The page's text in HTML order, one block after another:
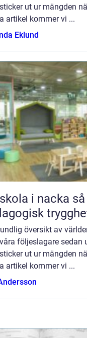
ut ur mängden
artikel kommer vi ...
Eklund
i nacka så hittar föräldrar rätt
översikt av
följeslagare sedan
ut ur mängden
artikel kommer vi ...